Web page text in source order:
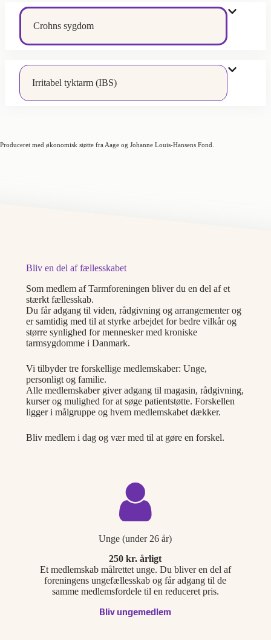
Crohns sygdom
Irritabel tyktarm (IBS)
Produceret med økonomisk støtte fra Aage og Johanne Louis-Hansens Fond.
Bliv en del af fællesskabet
Som medlem af Tarmforeningen bliver du en del af et
stærkt fællesskab.
Du får adgang til viden, rådgivning og arrangementer og
er samtidig med til at styrke arbejdet for bedre vilkår og
større synlighed for mennesker med kroniske
tarmsygdomme i Danmark.
Vi tilbyder tre forskellige medlemskaber: Unge,
personligt og familie.
Alle medlemskaber giver adgang til magasin, rådgivning,
kurser og mulighed for at søge patientstøtte. Forskellen
ligger i målgruppe og hvem medlemskabet dækker.
Bliv medlem i dag og vær med til at gøre en forskel.
Unge (under 26 år)
250 kr. årligt
Et medlemskab målrettet unge. Du bliver en del af
foreningens ungefællesskab og får adgang til de
samme medlemsfordele til en reduceret pris.
Bliv ungemedlem